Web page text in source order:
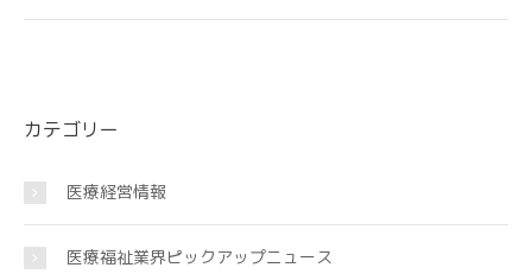
カテゴリー
医療経営情報
医療福祉業界ピックアップニュース